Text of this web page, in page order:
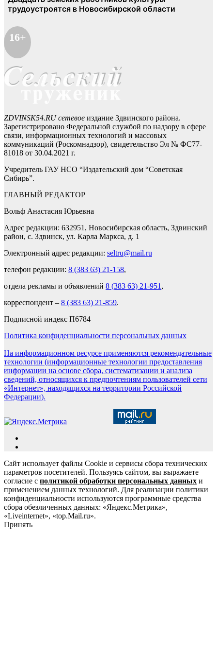
16+
ZDVINSK54.RU сетевое издание Здвинского района.
Зарегистрировано Федеральной службой по надзору в сфере
связи, информационных технологий и массовых
коммуникаций (Роскомнадзор), свидетельство Эл № ФС77-
81018 от 30.04.2021 г.
Учредитель ГАУ НСО “Издательский дом “Советская
Сибирь”.
ГЛАВНЫЙ РЕДАКТОР
Вольф Анастасия Юрьевна
Адрес редакции: 632951, Новосибирская область, Здвинский
район, с. Здвинск, ул. Карла Маркса, д. 1
Электронный адрес редакции: seltru@mail.ru
телефон редакции: 8 (383 63) 21-158,
отдела рекламы и объявлений 8 (383 63) 21-951 ,
корреспондент – 8 (383 63) 21-859.
Подписной индекс П6784
Политика конфиденциальности персональных данных
На информационном ресурсе применяются рекомендательные
технологии (информационные технологии предоставления
информации на основе сбора, систематизации и анализа
сведений, относящихся к предпочтениям пользователей сети
«Интернет», находящихся на территории Российской
Федерации).
Сайт использует файлы Cookie и сервисы сбора технических
параметров посетителей. Пользуясь сайтом, вы выражаете
согласие с политикой обработки персональных данных и
применением данных технологий. Для реализации политики
конфиденциальности используются программные средства
сбора обезличенных данных: «Яндекс.Метрика»,
«Liveinternet», «top.Mail.ru».
Принять